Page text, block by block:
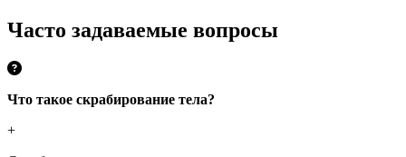
Часто задаваемые вопросы
Что такое скрабирование тела?
+